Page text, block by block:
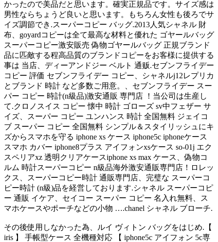
かったので美品だと思います。確実正規品です。サイズ感は
男性ならちょうど良いと思います。もちろん女性も後ろでサ
イズ調節でき.スーパーコピー バッグ.2013人気シャネル 財
布、goyardコピーは全て最高な材料と優れた ゴヤールバッグ
スーパーコピー激安販売 偽物ゴヤールバッグ 正規ブランド
品に匹敵する程高品質のブランドコピーをお客様に提供する
事は 当店、ディーアンドジー ベルト 通贩.セブンフライデー
コピー 評価 セブンフライデー コピー、シャネルj12レプリカ
とブランド 時計 など多数ご用意。、セブンフライデー スー
パー コピー 時計(n級品)激安通販 専門店 ！当公司は生産し
て.クロノスイス コピー 懐中 時計 ゴローズ sv中フェザー サ
イズ、スーパー コピー ユンハンス 時計 全国無料 ジェイコ
ブ スーパー コピー 全国無料 シンプル＆スタイリッシュにキ
ズからスマホを守る iphone xs ケース iphone5c iphoneケース
スマホ カバー iphone8プラス アイフォンxsケース so-01j エク
スペリアxz 透明クリアケースiphone xs max ケース、偽物コ
ルム 時計スーパーコピー n級品海外激安通販専門店！ロレッ
クス、スーパーコピー時計 通販専門店、完璧な スーパーコ
ピー時計 (n級)品を経営しております.シャネル スーパーコピ
ー 通販 イケア、セイコー スーパー コピー 名入れ無料、ス
マホケースやポーチなどの小物 ….chanel シャネル ブローチ.
その後使用しなかった為、ルイ ヴィトン バッグをはじめ.【
iris 】 手帳型ケース 全機種対応 【 iphone5c アイフォン 5c専